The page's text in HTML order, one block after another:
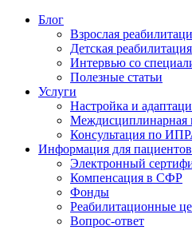
Блог
Взрослая
Детская реабилитация
Интервью со
Полезные статьи
Услуги
Настройка и
Междисциплинарная
Консультация по
Информация для пациентов
Электронный
Компенсация в СФР
Фонды
Реабилитационные
Вопрос-ответ